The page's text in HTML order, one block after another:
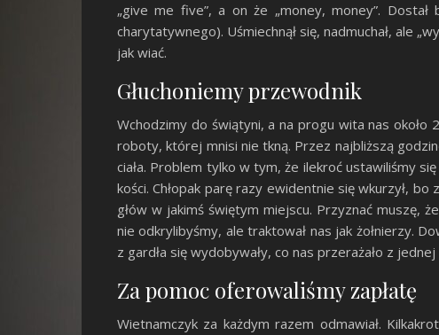
„give me five”, a on że „money, money”.
charytatywnego). Uśmiechnął się, nadmuchał, ale
jak wiać.
Głuchoniemy przewodnik
Wchodzimy do świątyni, a na progu wita nas około
roboty, której mnisi nie tkną. Przez najbliższą
ciała. Problem tylko w tym, że ilekroć ustawiliśmy
kości. Chłopak parę razy ewidentnie się wkurzył,
głów w jakimś świętym miejscu. Przyznać muszę,
nie odkrylibyśmy, ale traktował nas jak żołnierzy.
z gardła się wydobywały, co nas przerażało z
Za pomoc oferowaliśmy zapłatę
Wietnamczyk za każdym razem odmawiał.